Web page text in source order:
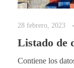
28 febrero, 2023
Listado de
Contiene los